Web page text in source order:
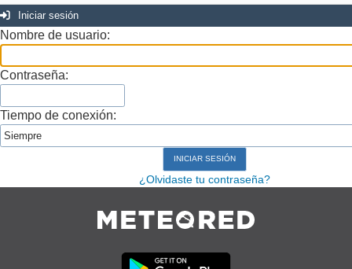
Iniciar sesión
Nombre de usuario:
Contraseña:
Tiempo de conexión:
¿Olvidaste tu contraseña?